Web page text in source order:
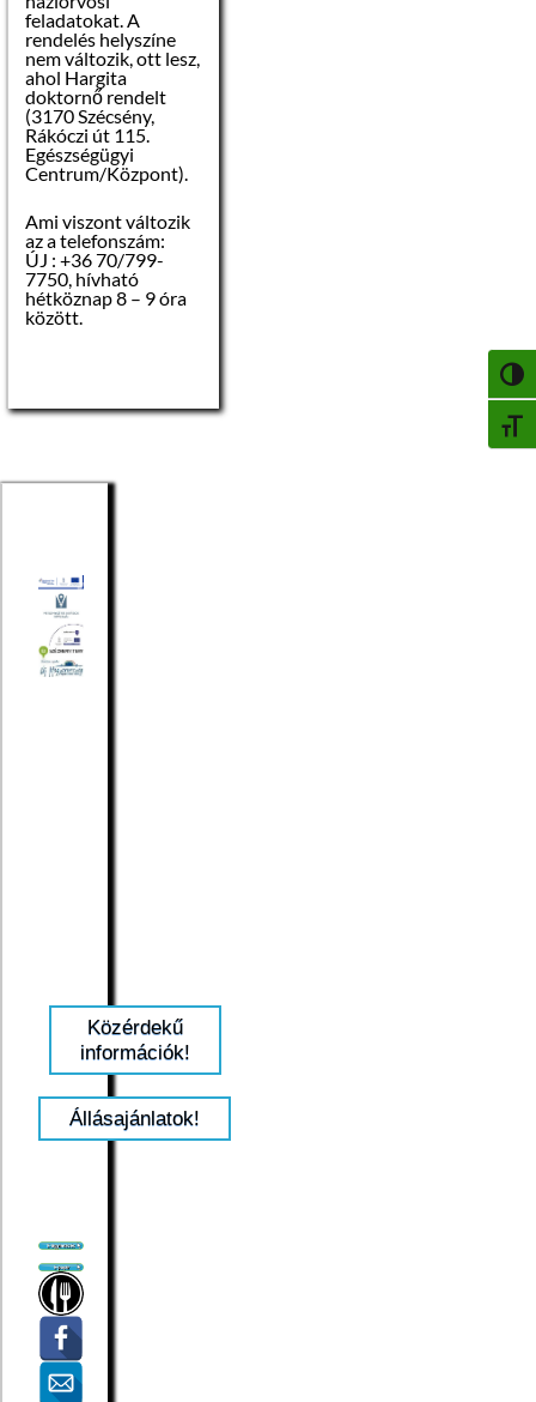
feladatokat. A
rendelés helyszíne
nem változik, ott lesz,
ahol Hargita
doktornő rendelt
(3170 Szécsény,
Rákóczi út 115.
Egészségügyi
Centrum/Központ).
Ami viszont változik
az a telefonszám:
ÚJ : +36 70/799-
7750, hívható
hétköznap 8 – 9 óra
között.
Közérdekű
információk!
Állásajánlatok!